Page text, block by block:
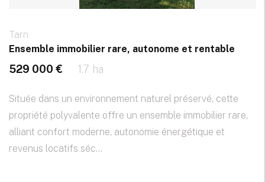
Tarn
Ensemble immobilier rare, autonome et rentable
529 000 € 1.7 ha
Située dans un environnement naturel préservé, cette
propriété polyvalente offre un ensemble immobilier rare,
alliant confort moderne, autonomie énergétique et
revenus locatifs séc...